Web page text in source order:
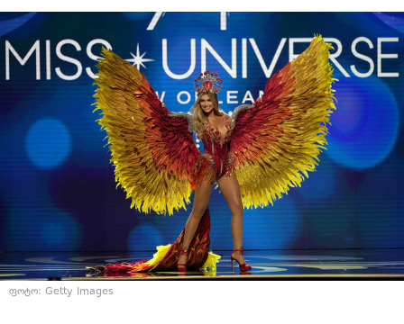
ფოტო: Getty Images